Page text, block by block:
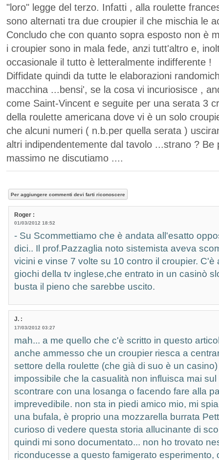
"loro" legge del terzo. Infatti , alla roulette
sono alternati tra due croupier il che mischia le
Concludo che con quanto sopra esposto non è
i croupier sono in mala fede, anzi tutt'altro e,
occasionale il tutto è letteralmente indifferente !
Diffidate quindi da tutte le elaborazioni
macchina ...bensi', se la cosa vi incuriosisce ,
come Saint-Vincent e seguite per una serata 3
della roulette americana dove vi è un solo
che alcuni numeri ( n.b.per quella serata )
altri indipendentemente dal tavolo ...strano ? Be
massimo ne discutiamo ....
Roger :
01/03/2012 18:52
- Su Scommettiamo che è andata all'esatto
dici.. Il prof.Pazzaglia noto sistemista aveva
vicini e vinse 7 volte su 10 contro il croupier. C'è
giochi della tv inglese,che entrato in un casinò
busta il pieno che sarebbe uscito.
J. :
17/03/2012 03:27
mah... a me quello che c'è scritto in questo
anche ammesso che un croupier riesca a
settore della roulette (che già di suo è un
impossibile che la casualità non influisca mai
scontrare con una losanga o facendo fare alla
imprevedibile. non sta in piedi amico mio, mi
una bufala, è proprio una mozzarella burrata
curioso di vedere questa storia allucinante di
quindi mi sono documentato... non ho trovato
riconducesse a questo famigerato esperimento,